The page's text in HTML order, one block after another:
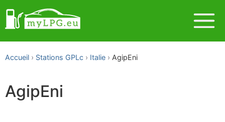
Accueil Stations GPLc Italie AgipEni
AgipEni